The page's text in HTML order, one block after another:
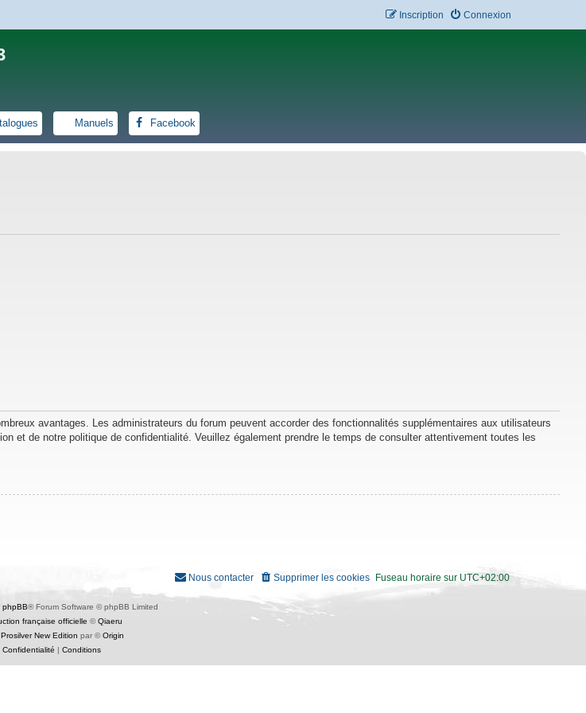
Connexion
Inscription
Manuels Facebook
avantages. Les administrateurs du forum peuvent accorder des fonctionnalités supplémentaires aux utilisateurs
et de notre politique de confidentialité. Veuillez également prendre le temps de consulter attentivement toutes les
Fuseau horaire sur UTC+02:00
Supprimer les cookies
Nous contacter
phpBB® Forum Software © phpBB Limited
française officielle ©Qiaeru
Prosilver New Edition par ©Origin
Confidentialité
Conditions